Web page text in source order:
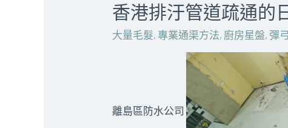
香港排汙管道疏通的
大量毛髮,專業通渠方法, 廚房星盤, 彈
離島區防水公司